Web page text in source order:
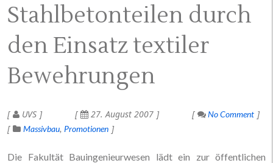
Stahlbetonteilen durch
den Einsatz textiler
Bewehrungen
UVS 27. August 2007
No Comment
Massivbau Promotionen
Die Fakultät Bauingenieurwesen lädt ein zur öffentlichen